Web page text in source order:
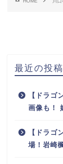
最近の投稿
【ドラゴ
画像も！
【ドラゴ
場！岩崎